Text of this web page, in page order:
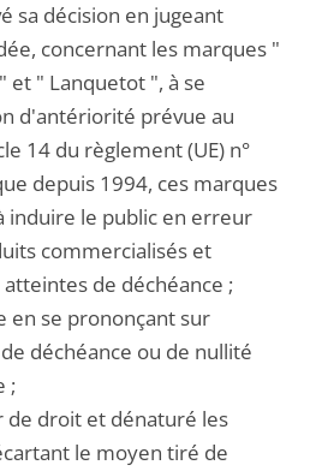
sa décision en jugeant
concernant les marques "
et " Lanquetot ", à se
d'antériorité prévue au
14 du règlement (UE) n°
depuis 1994, ces marques
induire le public en erreur
commercialisés et
de déchéance ;
en se prononçant sur
déchéance ou de nullité
;
de droit et dénaturé les
le moyen tiré de